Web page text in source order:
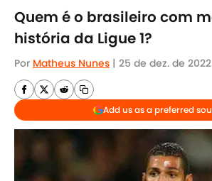
Quem é o brasileiro com
história da Ligue 1?
Por Matheus Nunes | 25 de dez. de 2022
Add us as a preferred